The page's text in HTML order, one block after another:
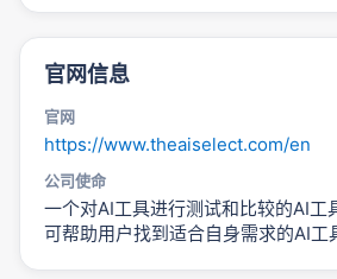
官网信息
官网
https://www.theaiselect.com/en
公司使命
一个对AI工具进行测试和比较的AI工
可帮助用户找到适合自身需求的AI工